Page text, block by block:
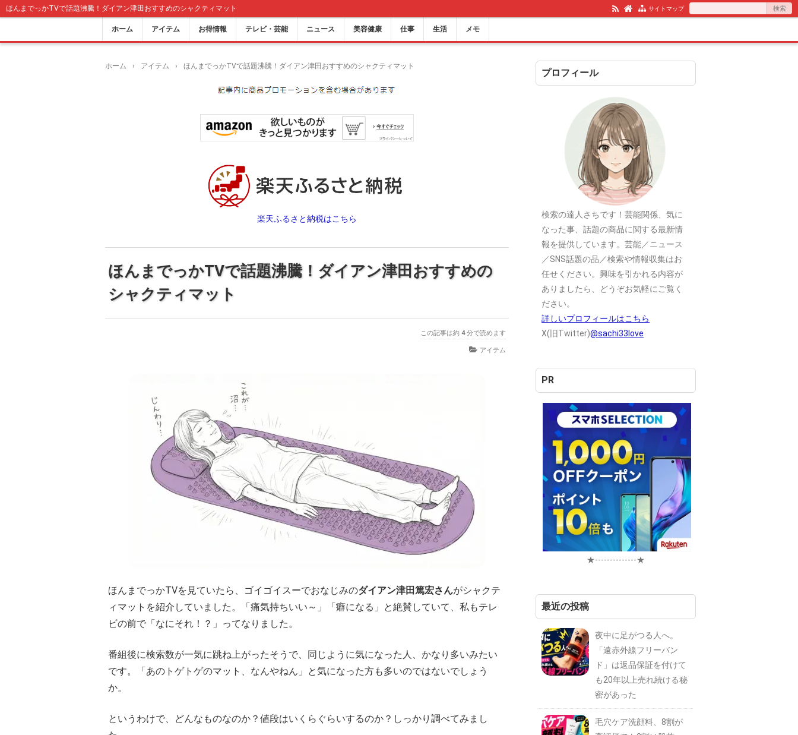
ほんまでっかTVで話題沸騰！ダイアン津田おすすめのシャクティマット サイトマップ
ホーム アイテム お得情報 テレビ・芸能 ニュース 美容健康 仕事 生活 メモ
ホーム › アイテム › ほんまでっかTVで話題沸騰！ダイアン津田おすすめのシャクティマット
楽天ふるさと納税はこちら
ほんまでっかTVで話題沸騰！ダイアン津田おすすめの
シャクティマット
この記事は約 4分で読めます
アイテム
ほんまでっかTVを見ていたら、ゴイゴイスーでおなじみのダイアン津田篤宏さんがシャクテ
ィマットを紹介していました。「痛気持ちいい～」「癖になる」と絶賛していて、私もテレ
ビの前で「なにそれ！？」ってなりました。
番組後に検索数が一気に跳ね上がったそうで、同じように気になった人、かなり多いみたい
です。「あのトゲトゲのマット、なんやねん」と気になった方も多いのではないでしょう
か。
というわけで、どんなものなのか？値段はいくらぐらいするのか？しっかり調べてみまし
プロフィール
検索の達人さちです！芸能関係、気に
なった事、話題の商品に関する最新情
報を提供しています。芸能／ニュース
／SNS話題の品／検索や情報収集はお
任せください。興味を引かれる内容が
ありましたら、どうぞお気軽にご覧く
ださい。
詳しいプロフィールはこちら
X(旧Twitter)@sachi33love
PR
★--------------★
最近の投稿
夜中に足がつる人へ。
「遠赤外線フリーバン
ド」は返品保証を付けて
も20年以上売れ続ける秘
密があった
毛穴ケア洗顔料、8割が